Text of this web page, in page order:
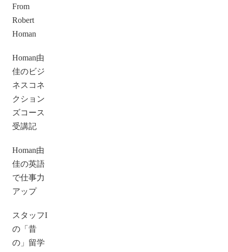
From
Robert
Homan
Homan由
佳のビジ
ネスコネ
クション
ズコース
受講記
Homan由
佳の英語
で仕事力
アップ
スタッフI
の「昔
の」留学